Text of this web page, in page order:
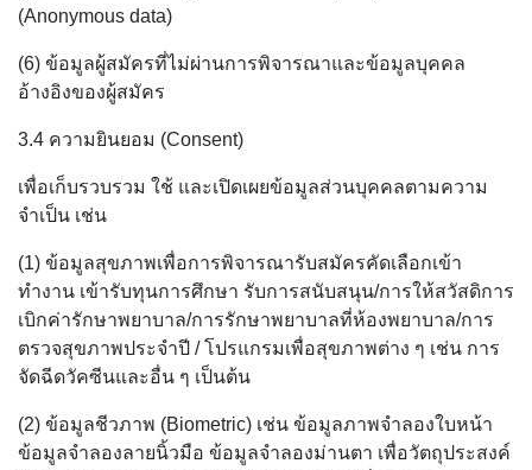
(Anonymous data)
(6) ข้อมูลผู้สมัครที่ไม่ผ่านการพิจารณาและข้อมูลบุคคล
อ้างอิงของผู้สมัคร
3.4 ความยินยอม (Consent)
เพื่อเก็บรวบรวม ใช้ และเปิดเผยข้อมูลส่วนบุคคลตามความ
จำเป็น เช่น
(1) ข้อมูลสุขภาพเพื่อการพิจารณารับสมัครคัดเลือกเข้า
ทำงาน เข้ารับทุนการศึกษา รับการสนับสนุน/การให้สวัสดิการ
เบิกค่ารักษาพยาบาล/การรักษาพยาบาลที่ห้องพยาบาล/การ
ตรวจสุขภาพประจำปี / โปรแกรมเพื่อสุขภาพต่าง ๆ เช่น การ
จัดฉีดวัคซีนและอื่น ๆ เป็นต้น
(2) ข้อมูลชีวภาพ (Biometric) เช่น ข้อมูลภาพจำลองใบหน้า
ข้อมูลจำลองลายนิ้วมือ ข้อมูลจำลองม่านตา เพื่อวัตถุประสงค์